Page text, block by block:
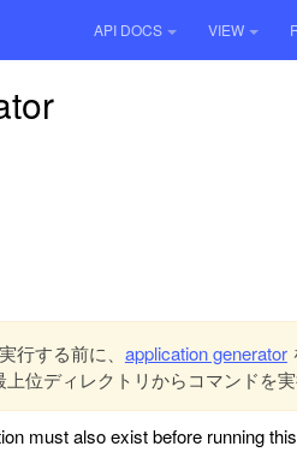
API DOCS VIEW
行する前に、 application generator
位ディレクトリからコマンドを実
must also exist before running